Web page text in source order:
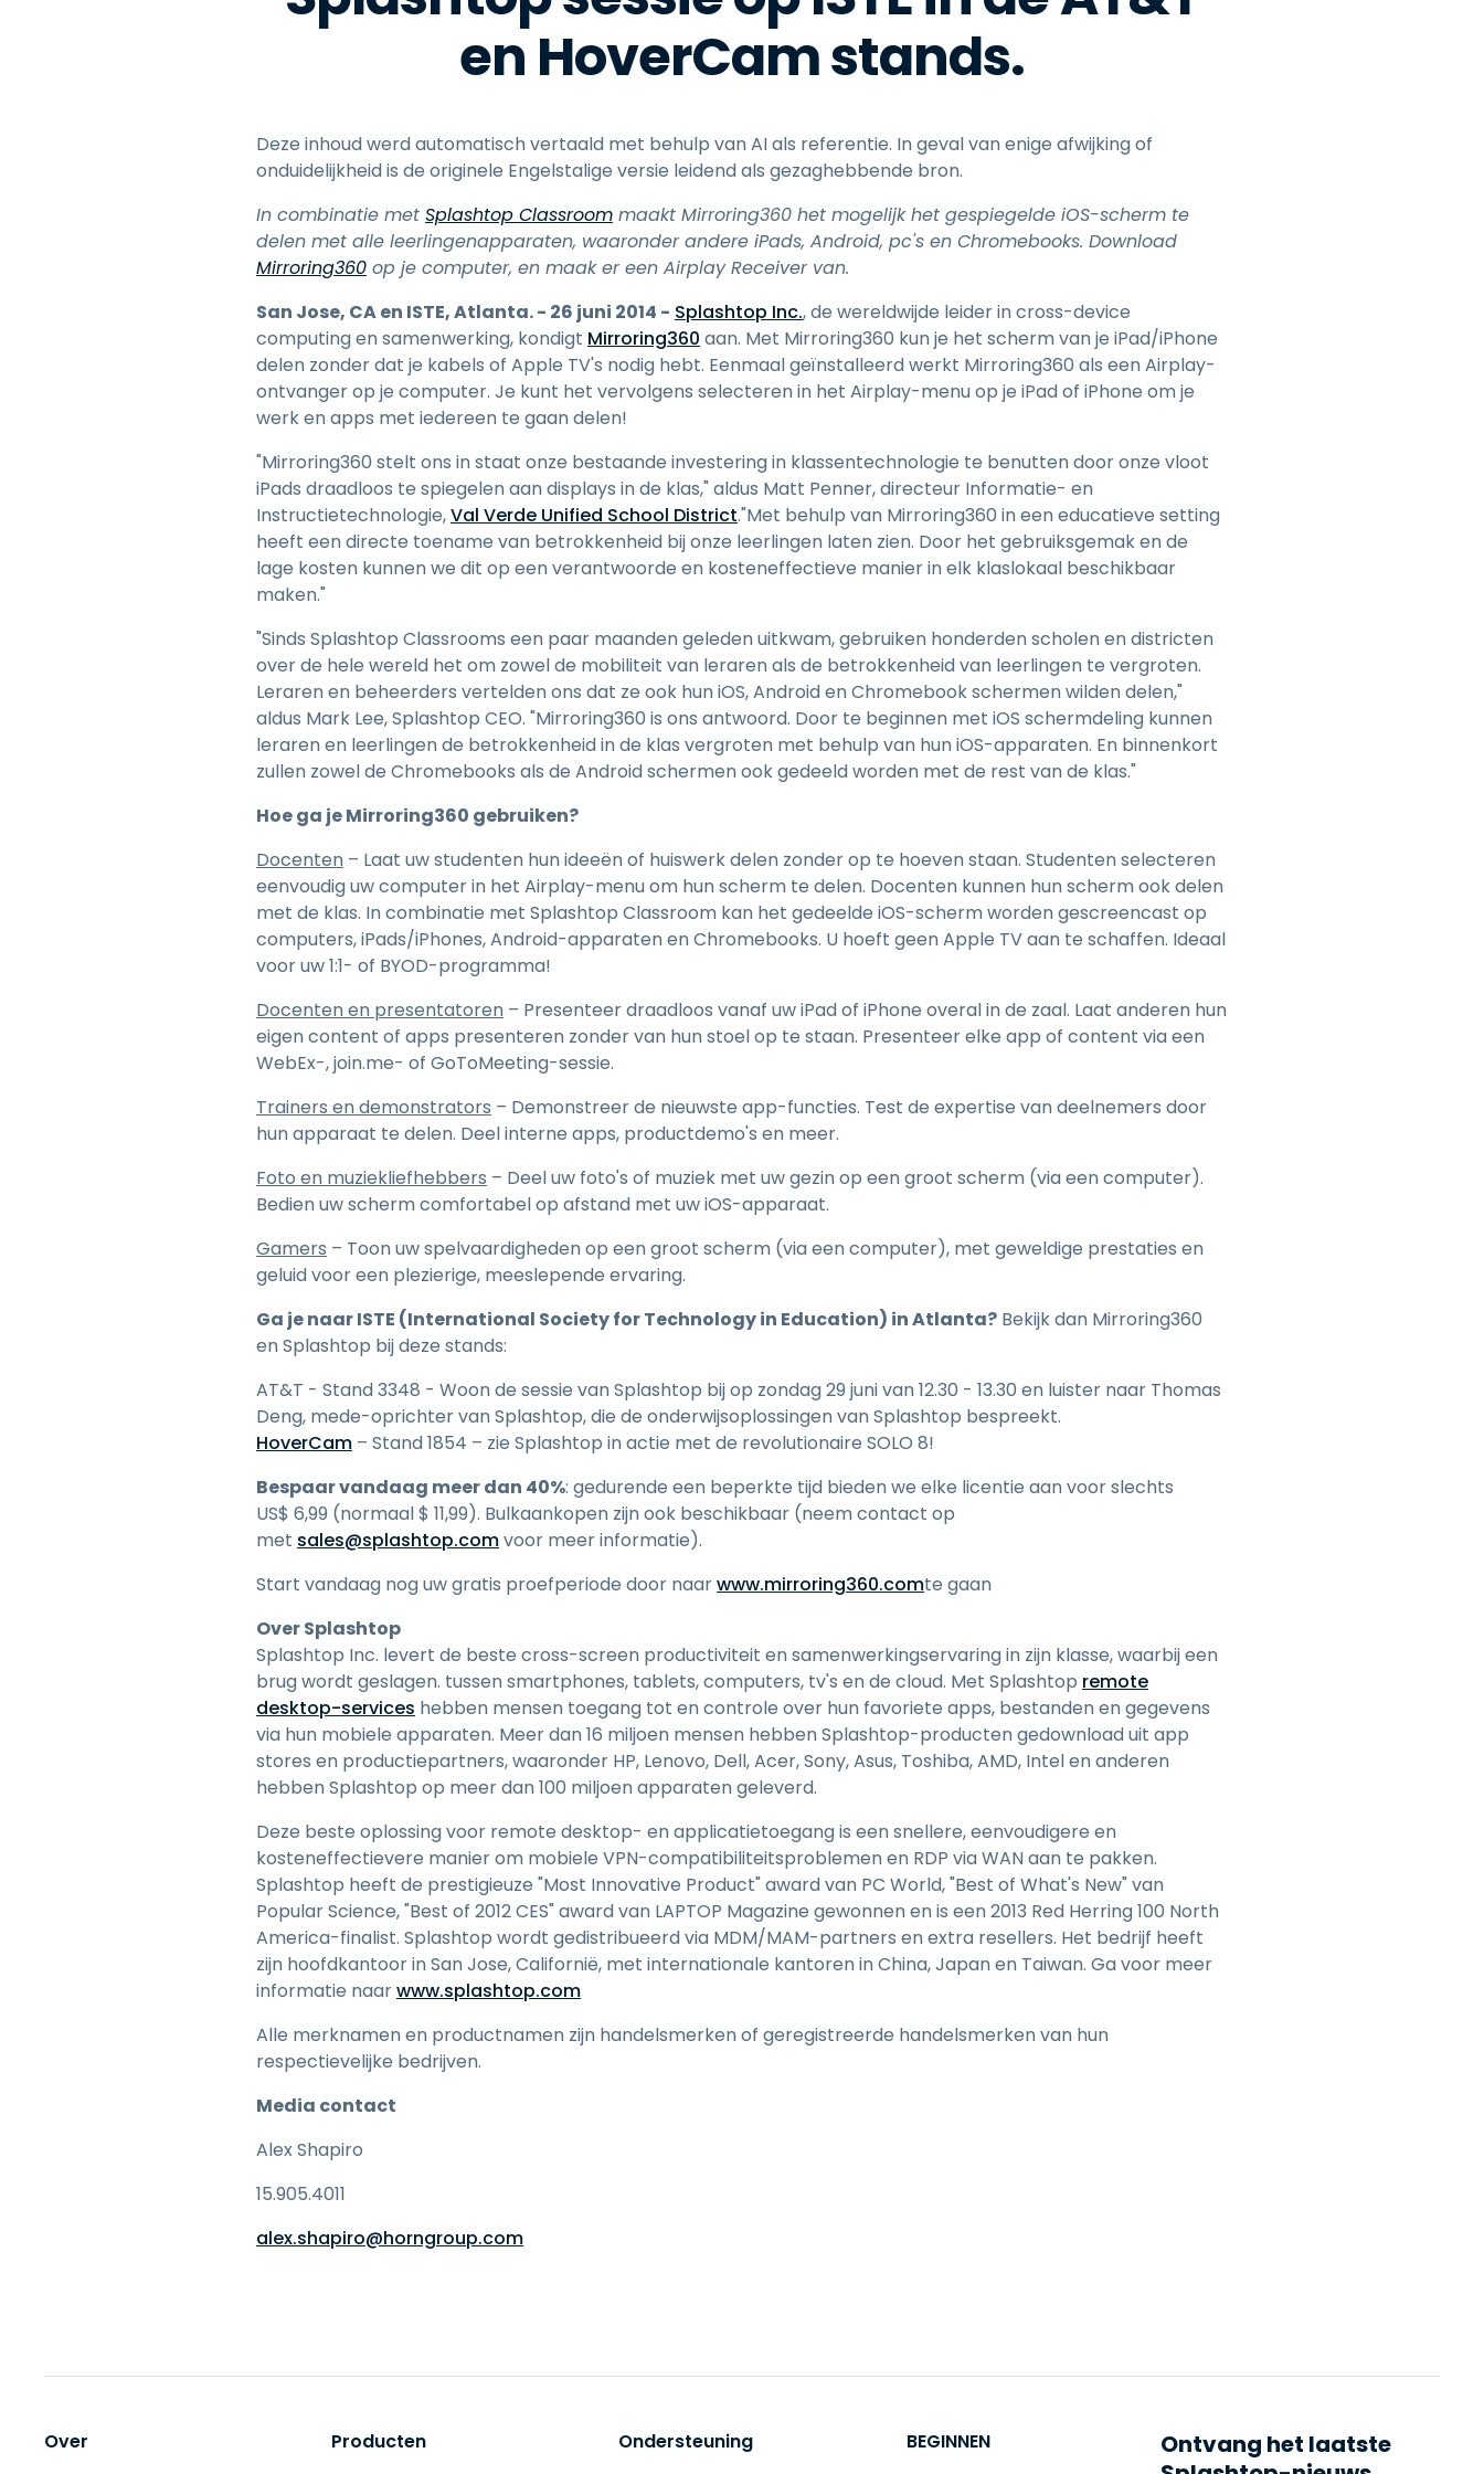
Remote access via
RDP/SSH/VNC
Toegang op afstand voor
Labo's
Endpoint-beveiliging
Ontdek alle behoeften
日本語
en HoverCam stands.
Deze inhoud werd automatisch vertaald met behulp van AI als referentie. In geval van enige afwijking of
onduidelijkheid is de originele Engelstalige versie leidend als gezaghebbende bron.
In combinatie met Splashtop Classroom maakt Mirroring360 het mogelijk het gespiegelde iOS-scherm te
delen met alle leerlingenapparaten, waaronder andere iPads, Android, pc's en Chromebooks. Download
Mirroring360 op je computer, en maak er een Airplay Receiver van.
San Jose, CA en ISTE, Atlanta. - 26 juni 2014 - Splashtop Inc., de wereldwijde leider in cross-device
computing en samenwerking, kondigt Mirroring360 aan. Met Mirroring360 kun je het scherm van je iPad/iPhone
delen zonder dat je kabels of Apple TV's nodig hebt. Eenmaal geïnstalleerd werkt Mirroring360 als een Airplay-
ontvanger op je computer. Je kunt het vervolgens selecteren in het Airplay-menu op je iPad of iPhone om je
werk en apps met iedereen te gaan delen!
"Mirroring360 stelt ons in staat onze bestaande investering in klassentechnologie te benutten door onze vloot
iPads draadloos te spiegelen aan displays in de klas," aldus Matt Penner, directeur Informatie- en
Instructietechnologie,Val Verde Unified School District."Met behulp van Mirroring360 in een educatieve setting
heeft een directe toename van betrokkenheid bij onze leerlingen laten zien. Door het gebruiksgemak en de
lage kosten kunnen we dit op een verantwoorde en kosteneffectieve manier in elk klaslokaal beschikbaar
maken."
"Sinds Splashtop Classrooms een paar maanden geleden uitkwam, gebruiken honderden scholen en districten
over de hele wereld het om zowel de mobiliteit van leraren als de betrokkenheid van leerlingen te vergroten.
Leraren en beheerders vertelden ons dat ze ook hun iOS, Android en Chromebook schermen wilden delen,"
aldus Mark Lee, Splashtop CEO. "Mirroring360 is ons antwoord. Door te beginnen met iOS schermdeling kunnen
leraren en leerlingen de betrokkenheid in de klas vergroten met behulp van hun iOS-apparaten. En binnenkort
zullen zowel de Chromebooks als de Android schermen ook gedeeld worden met de rest van de klas."
Hoe ga je Mirroring360 gebruiken?
Docenten – Laat uw studenten hun ideeën of huiswerk delen zonder op te hoeven staan. Studenten selecteren
eenvoudig uw computer in het Airplay-menu om hun scherm te delen. Docenten kunnen hun scherm ook delen
met de klas. In combinatie met Splashtop Classroom kan het gedeelde iOS-scherm worden gescreencast op
computers, iPads/iPhones, Android-apparaten en Chromebooks. U hoeft geen Apple TV aan te schaffen. Ideaal
voor uw 1:1- of BYOD-programma!
Docenten en presentatoren – Presenteer draadloos vanaf uw iPad of iPhone overal in de zaal. Laat anderen hun
eigen content of apps presenteren zonder van hun stoel op te staan. Presenteer elke app of content via een
WebEx-, join.me- of GoToMeeting-sessie.
Trainers en demonstrators – Demonstreer de nieuwste app-functies. Test de expertise van deelnemers door
hun apparaat te delen. Deel interne apps, productdemo's en meer.
Foto en muziekliefhebbers – Deel uw foto's of muziek met uw gezin op een groot scherm (via een computer).
Bedien uw scherm comfortabel op afstand met uw iOS-apparaat.
Gamers – Toon uw spelvaardigheden op een groot scherm (via een computer), met geweldige prestaties en
geluid voor een plezierige, meeslepende ervaring.
Ga je naar ISTE (International Society for Technology in Education) in Atlanta? Bekijk dan Mirroring360
en Splashtop bij deze stands:
AT&T - Stand 3348 - Woon de sessie van Splashtop bij op zondag 29 juni van 12.30 - 13.30 en luister naar Thomas
Deng, mede-oprichter van Splashtop, die de onderwijsoplossingen van Splashtop bespreekt.
HoverCam – Stand 1854 – zie Splashtop in actie met de revolutionaire SOLO 8!
Bespaar vandaag meer dan 40%: gedurende een beperkte tijd bieden we elke licentie aan voor slechts
US$ 6,99 (normaal $ 11,99). Bulkaankopen zijn ook beschikbaar (neem contact op
met sales@splashtop.comvoor meer informatie).
Start vandaag nog uw gratis proefperiode door naarwww.mirroring360.comte gaan
Over Splashtop
Splashtop Inc. levert de beste cross-screen productiviteit en samenwerkingservaring in zijn klasse, waarbij een
brug wordt geslagen. tussen smartphones, tablets, computers, tv's en de cloud. Met Splashtop remote
desktop-services hebben mensen toegang tot en controle over hun favoriete apps, bestanden en gegevens
via hun mobiele apparaten. Meer dan 16 miljoen mensen hebben Splashtop-producten gedownload uit app
stores en productiepartners, waaronder HP, Lenovo, Dell, Acer, Sony, Asus, Toshiba, AMD, Intel en anderen
hebben Splashtop op meer dan 100 miljoen apparaten geleverd.
Deze beste oplossing voor remote desktop- en applicatietoegang is een snellere, eenvoudigere en
kosteneffectievere manier om mobiele VPN-compatibiliteitsproblemen en RDP via WAN aan te pakken.
Splashtop heeft de prestigieuze "Most Innovative Product" award van PC World, "Best of What's New" van
Popular Science, "Best of 2012 CES" award van LAPTOP Magazine gewonnen en is een 2013 Red Herring 100 North
America-finalist. Splashtop wordt gedistribueerd via MDM/MAM-partners en extra resellers. Het bedrijf heeft
zijn hoofdkantoor in San Jose, Californië, met internationale kantoren in China, Japan en Taiwan. Ga voor meer
informatie naarwww.splashtop.com
Alle merknamen en productnamen zijn handelsmerken of geregistreerde handelsmerken van hun
respectievelijke bedrijven.
Media contact
Alex Shapiro
15.905.4011
alex.shapiro@horngroup.com
Over Producten Ondersteuning BEGINNEN
Ontvang het laatste